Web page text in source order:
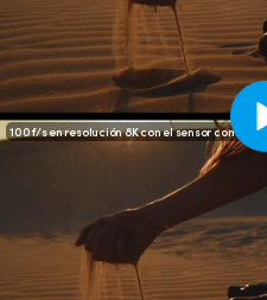
100 f/s en resolución 8K con el sensor completo